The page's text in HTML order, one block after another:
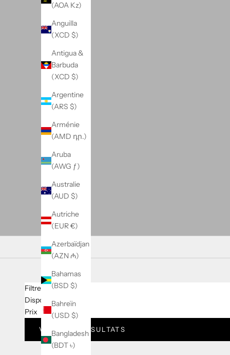
(AOA Kz)
Anguilla
(XCD $)
Antigua &
Barbuda
(XCD $)
Argentine
(ARS $)
Arménie
(AMD դր.)
Aruba
(AWG ƒ)
Australie
(AUD $)
Autriche
(EUR €)
Azerbaïdjan
(AZN ₼)
Bahamas
(BSD $)
Bahreïn
(USD $)
Bangladesh
(BDT ৳)
Filtres
Disponibilité
Prix
VOIR LES RÉSULTATS